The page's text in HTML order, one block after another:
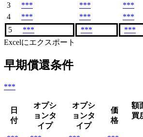
3
*** *** ***
4
*** *** ***
5
*** *** ***
Excelにエクスポート
早期償還条件
***
日
付
オプシ
ョンタ
イプ
オプシ
ョンタ
イプ
価
格
額
買